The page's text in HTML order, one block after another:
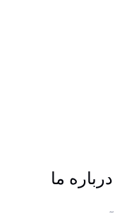
درباره ما